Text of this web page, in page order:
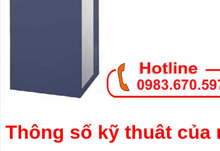
Thông số kỹ thuât của